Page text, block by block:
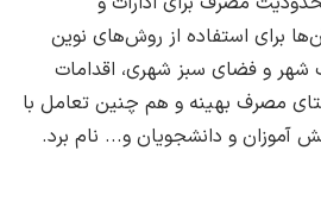
برای استفاده از روش‌های نوین
شهر و فضای سبز شهری، اقدامات
مصرف بهینه و هم چنین تعامل با
آموزان و دانشجویان و... نام برد.